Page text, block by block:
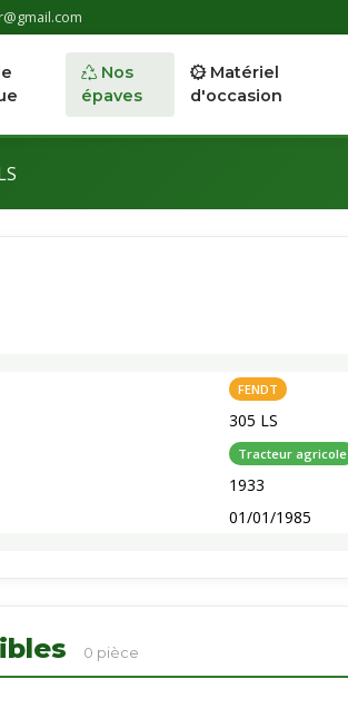
Nos
épaves
Matériel
d'occasion
FENDT
305 LS
Tracteur agricole
1933
01/01/1985
0 pièce